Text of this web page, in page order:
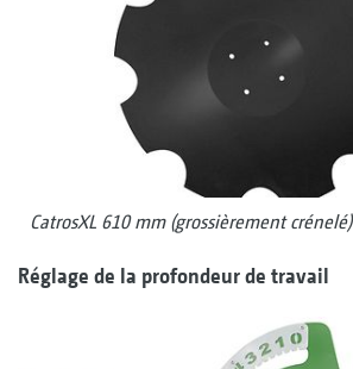
CatrosXL 610 mm (grossièrement crénelé)
Réglage de la profondeur de travail